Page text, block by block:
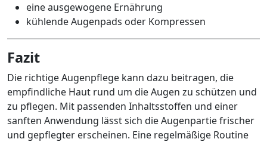
eine ausgewogene Ernährung
kühlende Augenpads oder Kompressen
Fazit
Die richtige Augenpflege kann dazu beitragen, die
empfindliche Haut rund um die Augen zu schützen und
zu pflegen. Mit passenden Inhaltsstoffen und einer
sanften Anwendung lässt sich die Augenpartie frischer
und gepflegter erscheinen. Eine regelmäßige Routine